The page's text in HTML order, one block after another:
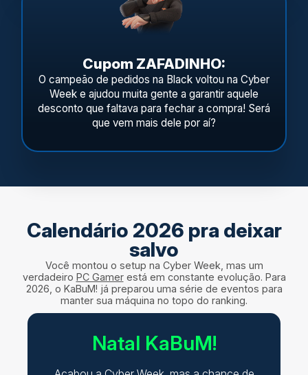
Cupom ZAFADINHO:
O campeão de pedidos na Black voltou na Cyber
Week e ajudou muita gente a garantir aquele
desconto que faltava para fechar a compra! Será
que vem mais dele por aí?
Calendário 2026 pra deixar
salvo
Você montou o setup na Cyber Week, mas um
verdadeiro PC Gamerestá em constante evolução. Para
2026, o KaBuM! já preparou uma série de eventos para
manter sua máquina no topo do ranking.
Natal KaBuM!